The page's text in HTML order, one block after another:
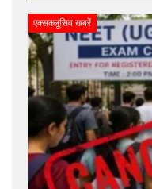
एक्सक्लूसिव खबरें